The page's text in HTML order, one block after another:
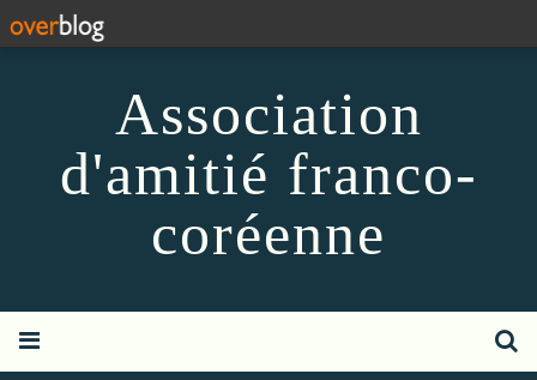
Association
d'amitié franco-
coréenne